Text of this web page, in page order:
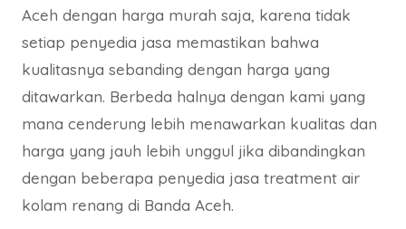
Aceh dengan harga murah saja, karena tidak
setiap penyedia jasa memastikan bahwa
kualitasnya sebanding dengan harga yang
ditawarkan. Berbeda halnya dengan kami yang
mana cenderung lebih menawarkan kualitas dan
harga yang jauh lebih unggul jika dibandingkan
dengan beberapa penyedia jasa treatment air
kolam renang di Banda Aceh.